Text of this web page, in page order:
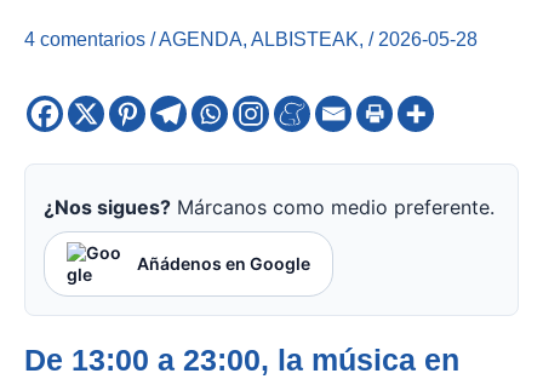
4 comentarios /AGENDA, ALBISTEAK, / 2026-05-28
¿Nos sigues? Márcanos como medio preferente.
Añádenos en Google
De 13:00 a 23:00, la música en